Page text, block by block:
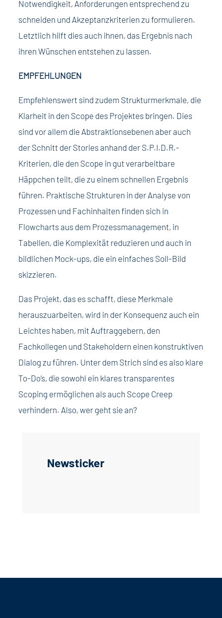
Notwendigkeit, Anforderungen entsprechend zu
schneiden und Akzeptanzkriterien zu formulieren.
Letztlich hilft dies auch ihnen, das Ergebnis nach
ihren Wünschen entstehen zu lassen.
EMPFEHLUNGEN
Empfehlenswert sind zudem Strukturmerkmale, die
Klarheit in den Scope des Projektes bringen. Dies
sind vor allem die Abstraktionsebenen aber auch
der Schnitt der Stories anhand der S.P.I.D.R.-
Kriterien, die den Scope in gut verarbeitbare
Häppchen teilt, die zu einem schnellen Ergebnis
führen. Praktische Strukturen in der Analyse von
Prozessen und Fachinhalten finden sich in
Flowcharts aus dem Prozessmanagement, in
Tabellen, die Komplexität reduzieren und auch in
bildlichen Mock-ups, die ein einfaches Soll-Bild
skizzieren.
Das Projekt, das es schafft, diese Merkmale
herauszuarbeiten, wird in der Konsequenz auch ein
Leichtes haben, mit Auftraggebern, den
Fachkollegen und Stakeholdern einen konstruktiven
Dialog zu führen. Unter dem Strich sind es also klare
To-Do’s, die sowohl ein klares transparentes
Scoping ermöglichen als auch Scope Creep
verhindern. Also, wer geht sie an?
Newsticker